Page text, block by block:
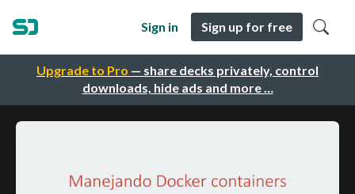
Upgrade to Pro — share decks privately, control
downloads, hide ads and more …
Sign in Sign up for free